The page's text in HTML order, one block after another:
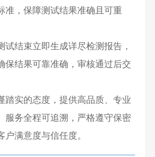
准，保障测试结果准确且可重
试结束立即生成详尽检测报告，
保结果可靠准确，审核通过后交
踏实的态度，提供高品质、专业
服务全程可追溯，严格遵守保密
户满意度与信任度。